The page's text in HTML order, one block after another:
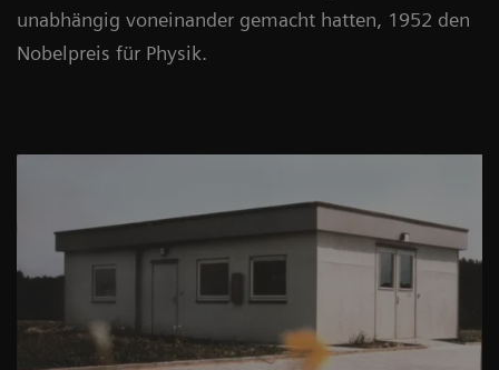
unabhängig voneinander gemacht hatten, 1952 den
Nobelpreis für Physik.